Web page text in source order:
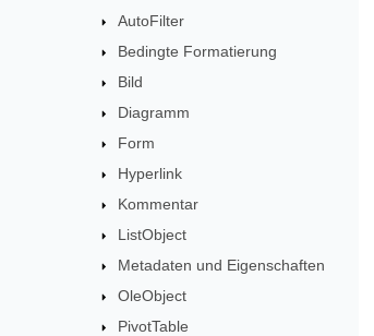
AutoFilter
Bedingte Formatierung
Bild
Diagramm
Form
Hyperlink
Kommentar
ListObject
Metadaten und Eigenschaften
OleObject
PivotTable